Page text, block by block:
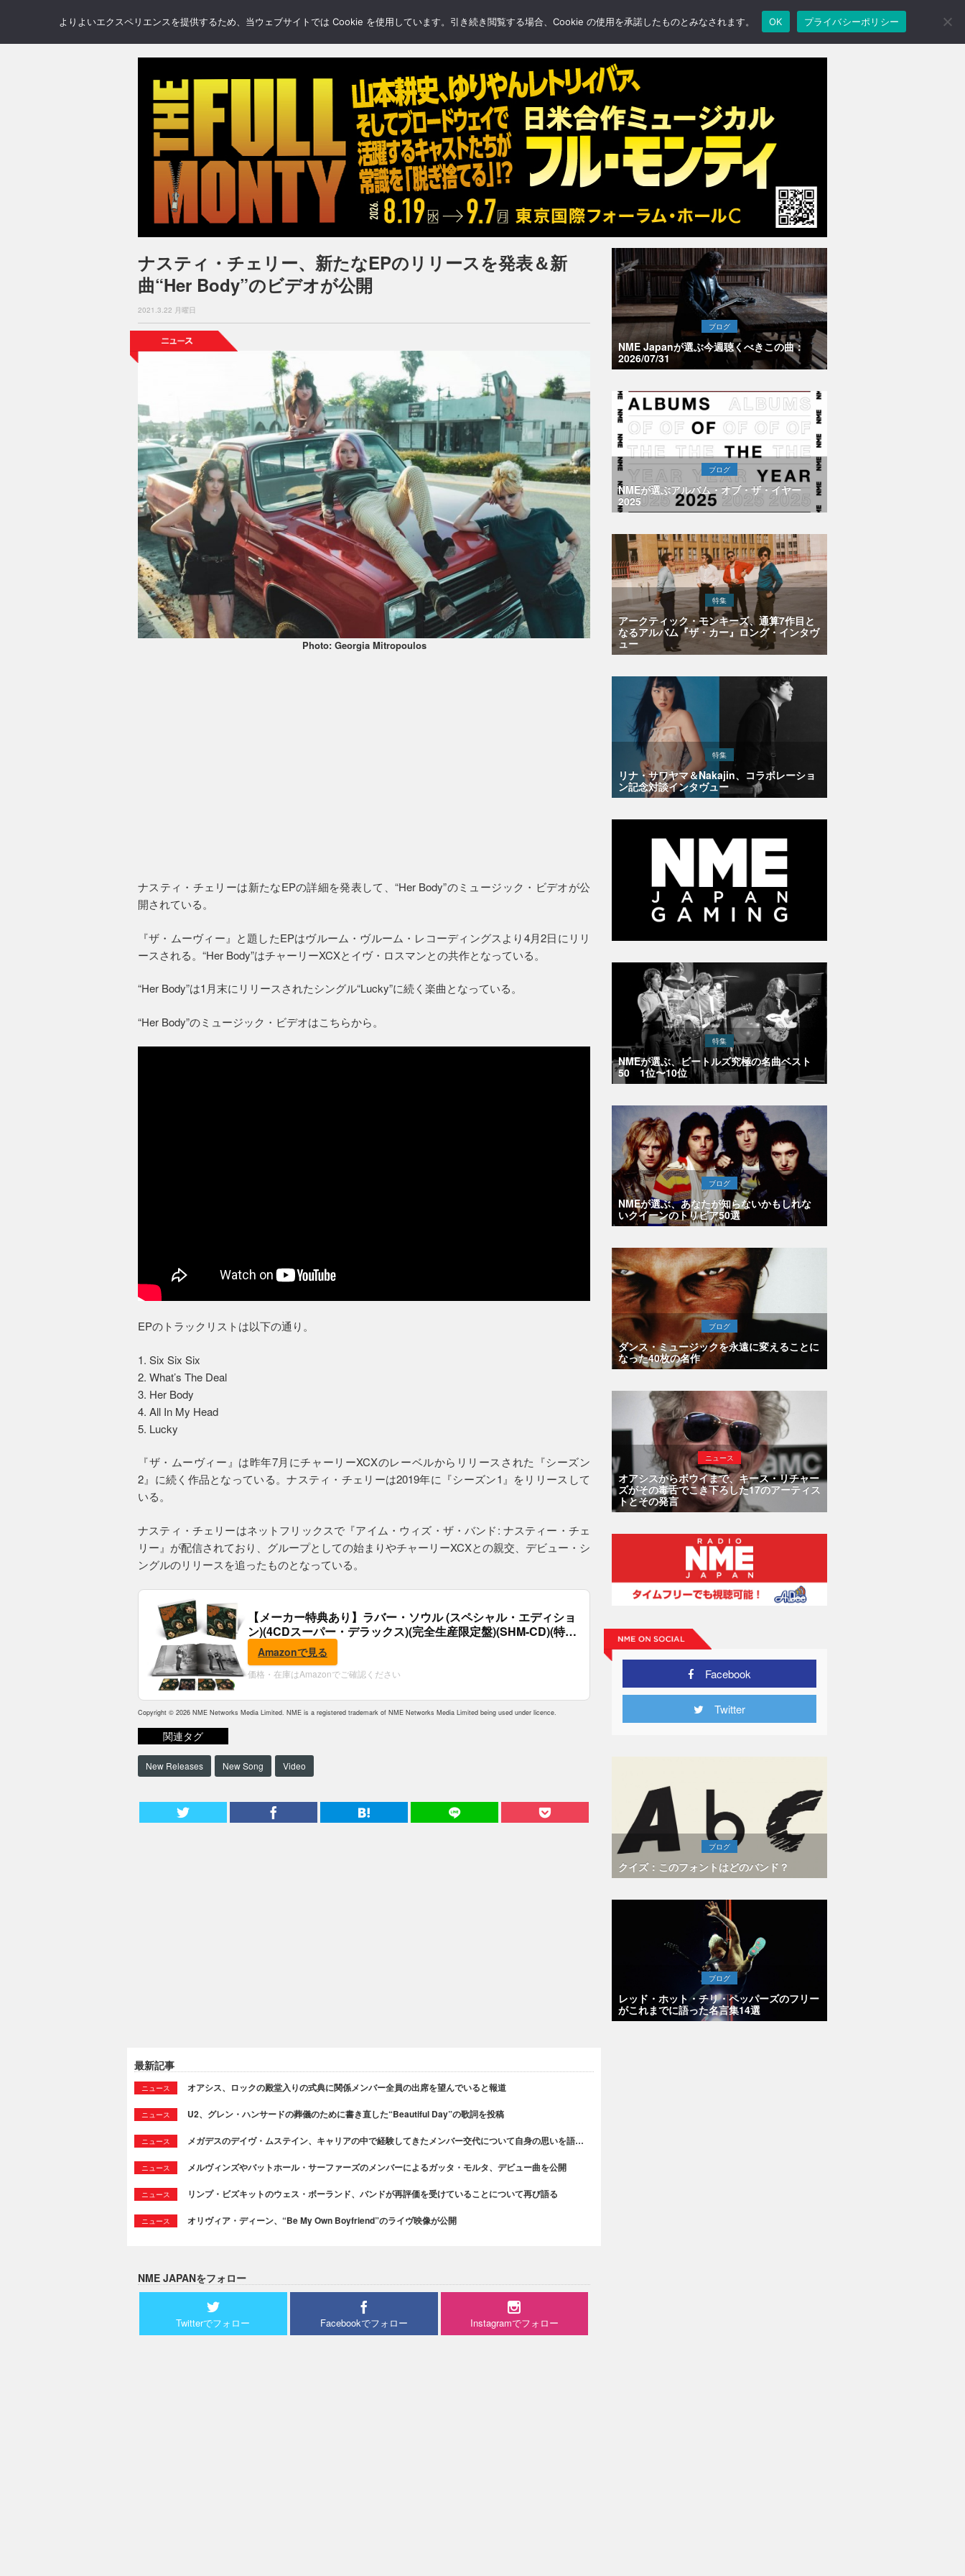
NEWS REVIEWS GALLERY BLOGS FEATURE
ナスティ・チェリー、新たなEPのリリースを発表＆新
曲“Her Body”のビデオが公開
2021.3.22 月曜日
Photo: Georgia Mitropoulos
ナスティ・チェリーは新たなEPの詳細を発表して、“Her Body”のミュージック・ビデオが公
開されている。
『ザ・ムーヴィー』と題したEPはヴルーム・ヴルーム・レコーディングスより4月2日にリリ
ースされる。“Her Body”はチャーリーXCXとイヴ・ロスマンとの共作となっている。
“Her Body”は1月末にリリースされたシングル“Lucky”に続く楽曲となっている。
“Her Body”のミュージック・ビデオはこちらから。
EPのトラックリストは以下の通り。
1. Six Six Six
2. What’s The Deal
3. Her Body
4. All In My Head
5. Lucky
『ザ・ムーヴィー』は昨年7月にチャーリーXCXのレーベルからリリースされた『シーズン
2』に続く作品となっている。ナスティ・チェリーは2019年に『シーズン1』をリリースして
いる。
ナスティ・チェリーはネットフリックスで『アイム・ウィズ・ザ・バンド: ナスティー・チェ
リー』が配信されており、グループとしての始まりやチャーリーXCXとの親交、デビュー・シ
ングルのリリースを追ったものとなっている。
【メーカー特典あり】ラバー・ソウル (スペシャル・エディショ
ン)(4CDスーパー・デラックス)(完全生産限定盤)(SHM-CD)(特
典:B2ポスター付)
Amazonで見る
価格・在庫はAmazonでご確認ください
Copyright © 2026 NME Networks Media Limited. NME is a registered trademark of NME Networks Media Limited being used under licence.
関連タグ
New Releases New Song Video
最新記事
ニュース オアシス、ロックの殿堂入りの式典に関係メンバー全員の出席を望んでいると報道
ニュース U2、グレン・ハンサードの葬儀のために書き直した“Beautiful Day”の歌詞を投稿
ニュース メガデスのデイヴ・ムステイン、キャリアの中で経験してきたメンバー交代について自身の思いを語…
ニュース メルヴィンズやバットホール・サーファーズのメンバーによるガッタ・モルタ、デビュー曲を公開
ニュース リンプ・ビズキットのウェス・ボーランド、バンドが再評価を受けていることについて再び語る
ニュース オリヴィア・ディーン、“Be My Own Boyfriend”のライヴ映像が公開
NME JAPANをフォロー
Twitterでフォロー Facebookでフォロー Instagramでフォロー
ブログ
NME Japanが選ぶ今週聴くべきこの曲：
2026/07/31
ブログ
NMEが選ぶアルバム・オブ・ザ・イヤー
2025
特集
アークティック・モンキーズ、通算7作目と
なるアルバム『ザ・カー』ロング・インタヴ
ュー
特集
リナ・サワヤマ＆Nakajin、コラボレーショ
ン記念対談インタヴュー
特集
NMEが選ぶ、ビートルズ究極の名曲ベスト
50 1位〜10位
ブログ
NMEが選ぶ、あなたが知らないかもしれな
いクイーンのトリビア50選
ブログ
ダンス・ミュージックを永遠に変えることに
なった40枚の名作
ニュース
オアシスからボウイまで、キース・リチャー
ズがその毒舌でこき下ろした17のアーティス
トとその発言
Facebook
Twitter
ブログ
クイズ：このフォントはどのバンド？
ブログ
レッド・ホット・チリ・ペッパーズのフリー
がこれまでに語った名言集14選
よりよいエクスペリエンスを提供するため、当ウェブサイトでは Cookie を使用しています。引き続き閲覧する場合、Cookie の使用を承諾したものとみなされます。 OK プライバシーポリシー